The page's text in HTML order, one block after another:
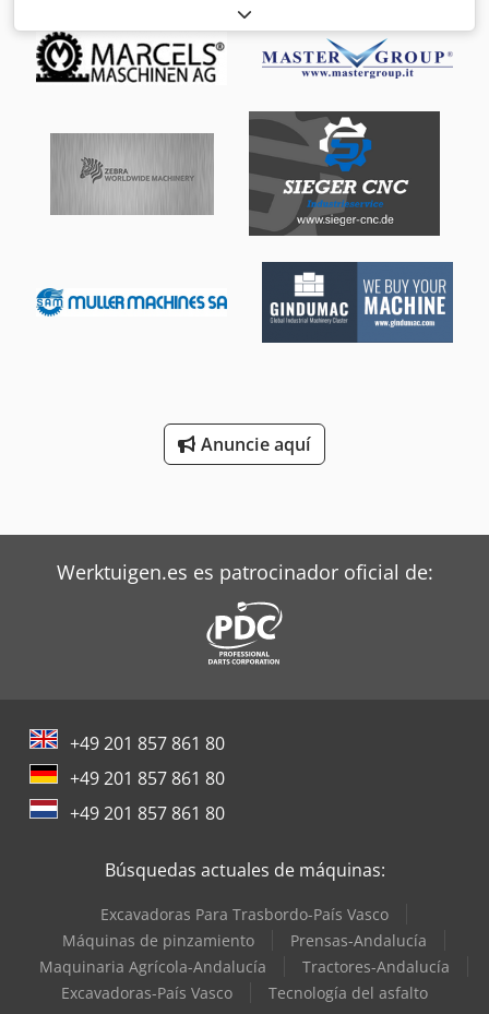
Marca HEIDENHAIN TNC 530 Accionamiento principal
Dwodpfjx D Iuuex Ab Uja Número de ejes 3 Movimiento
Movimiento del eje X 885 mm Movimiento del eje Y 600
mm Movimiento del eje Z 600 mm Mesa Carga de la mesa
fabricó en 2005. Cuenta con un rango de recorrido de 885
x 600 x 600 mm y una velocidad máxima de avance de 90
m/min. La máquina incluye un sistema de refrigeración de
alta capacidad y un transportador de cinta rascadora
eficiente para la eliminación de virutas. Si busca
capacidades de fresado de alta calidad, considere la
máquina DECKEL MAHO DMC 75 V que tenemos a la venta.
Contáctenos para obtener más información. Tipos de
aplicación Fresado
Anuncie aquí
Werktuigen.es es patrocinador oficial de:
+49 201 857 861 80
+49 201 857 861 80
+49 201 857 861 80
Búsquedas actuales de máquinas:
Excavadoras Para Trasbordo-País Vasco
Máquinas de pinzamiento
Prensas-Andalucía
Maquinaria Agrícola-Andalucía
Tractores-Andalucía
Excavadoras-País Vasco
Tecnología del asfalto